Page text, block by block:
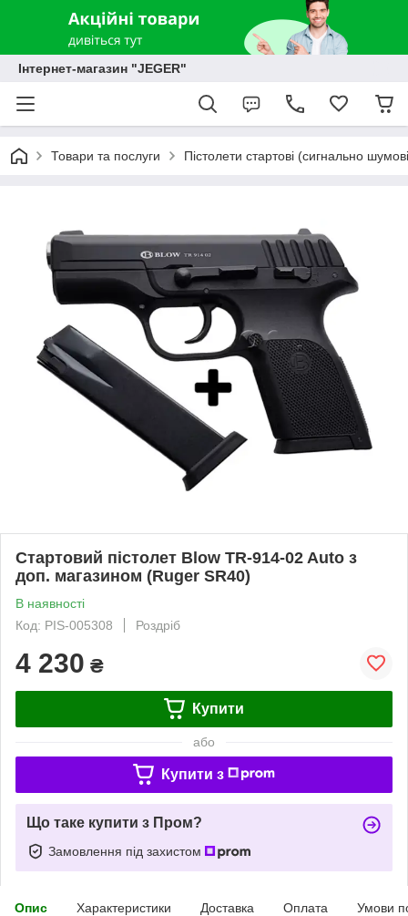
Інтернет-магазин "JEGER"
Товари та послуги Пістолети стартові (сигнально
Стартовий пістолет Blow TR-914-02 Auto з
доп. магазином (Ruger SR40)
В наявності
Код: PIS-005308
Роздріб
4 230 ₴
Купити
або
Купити з
Що таке купити з Пром?
Замовлення під захистом
Опис Характеристики Доставка Оплата Умови